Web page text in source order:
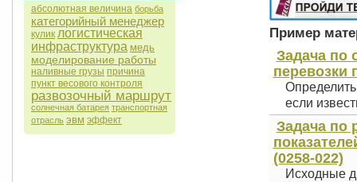
абсолютная величина борьба
категорийный менеджер
кулик логистическая
инфраструктура медь
моделирование работы
наливные грузы причина
пункт весового контроля
развозочный маршрут
солнечная батарея транспортная
отрасль эвм эффект
Пример
Задача по
перевозки
если
Задача по
(0258-022)
Исходные